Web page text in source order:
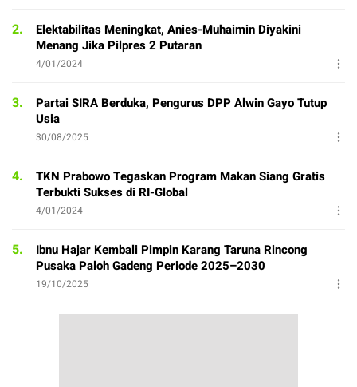
2.
Elektabilitas Meningkat, Anies-Muhaimin Diyakini
Menang Jika Pilpres 2 Putaran
4/01/2024
3.
Partai SIRA Berduka, Pengurus DPP Alwin Gayo Tutup
Usia
30/08/2025
4.
TKN Prabowo Tegaskan Program Makan Siang Gratis
Terbukti Sukses di RI-Global
4/01/2024
5.
Ibnu Hajar Kembali Pimpin Karang Taruna Rincong
Pusaka Paloh Gadeng Periode 2025–2030
19/10/2025